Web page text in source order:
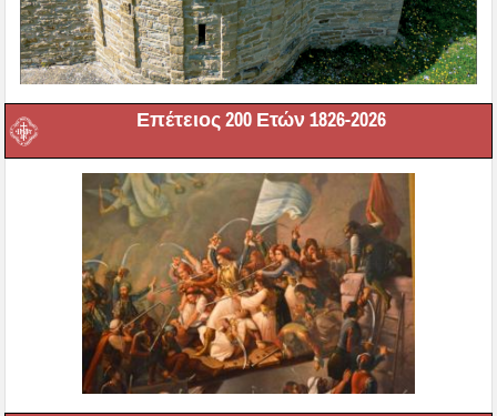
Επέτειος 200 Ετών 1826-2026